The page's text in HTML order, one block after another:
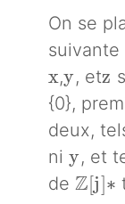
On se
suivante
x
x,y
y, etz
z
{0},
deux,
ni y
y, et
de Z[j]∗